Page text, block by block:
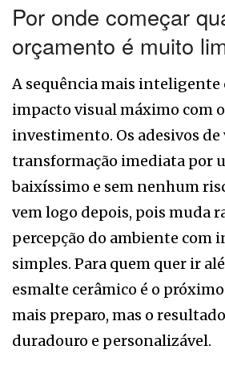
Por onde começar
orçamento é muito
A sequência mais inteligente
impacto visual máximo com
investimento. Os adesivos
transformação imediata por
baixíssimo e sem nenhum
vem logo depois, pois muda
percepção do ambiente com
simples. Para quem quer ir
esmalte cerâmico é o
mais preparo, mas o
duradouro e personalizável.